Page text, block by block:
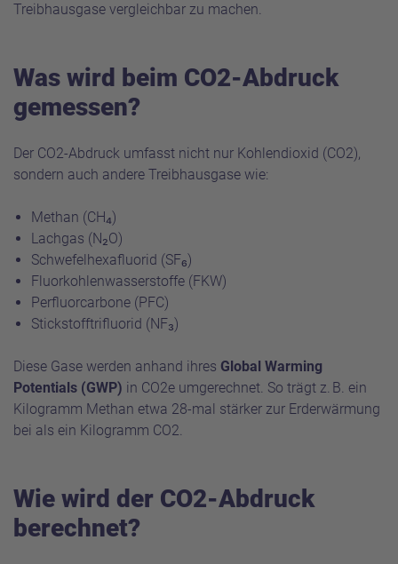
Treibhausgase vergleichbar zu machen.
Was wird beim CO2-Abdruck
gemessen?
Der CO2-Abdruck umfasst nicht nur Kohlendioxid (CO2),
sondern auch andere Treibhausgase wie:
Methan (CH₄)
Lachgas (N₂O)
Schwefelhexafluorid (SF₆)
Fluorkohlenwasserstoffe (FKW)
Perfluorcarbone (PFC)
Stickstofftrifluorid (NF₃)
Diese Gase werden anhand ihres Global Warming
Potentials (GWP) in CO2e umgerechnet. So trägt z. B. ein
Kilogramm Methan etwa 28-mal stärker zur Erderwärmung
bei als ein Kilogramm CO2.
Wie wird der CO2-Abdruck
berechnet?